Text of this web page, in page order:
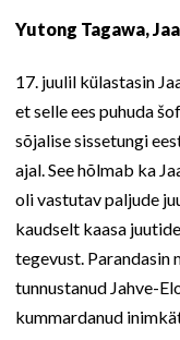
Yutong Tagawa,
17. juulil külastasin
et selle ees puhuda
sõjalise sissetungi
ajal. See hõlmab ka
oli vastutav paljude
kaudselt kaasa
tegevust. Parandasin
tunnustanud Jahve-
kummardanud